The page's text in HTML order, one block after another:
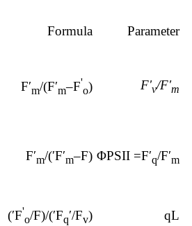
Parameter
Formula
F'v/F'm
(F′
m–F'
o
)/F′
m
ΦPSII =F′q/F′m
(F′
m–F′)/F′
m
qL
(F
q′/Fv
′)/(F
'
o/F′)